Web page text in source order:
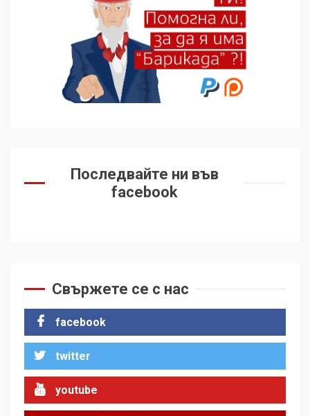
Последвайте ни във
facebook
Свържете се с нас
facebook
twitter
youtube